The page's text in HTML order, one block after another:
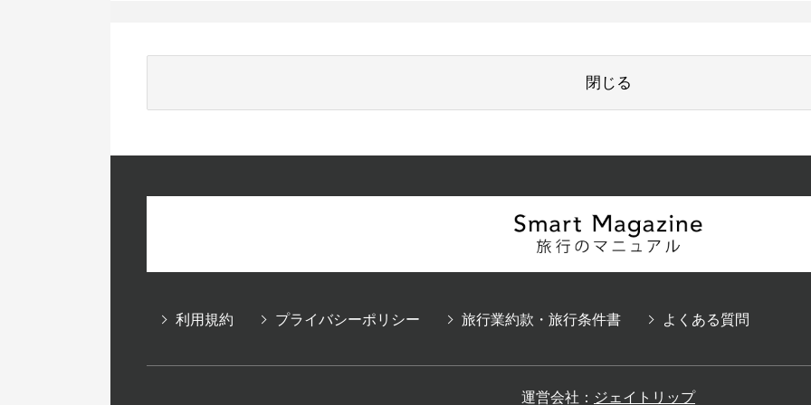
閉じる
利用規約 プライバシーポリシー 旅行業約款・旅行条件書 よくある質問
運営会社： ジェイトリップ